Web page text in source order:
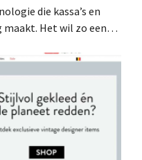
die kassa’s en
Het wil zo een
automatisch
nieuwe hype in
en buurtwinkels: